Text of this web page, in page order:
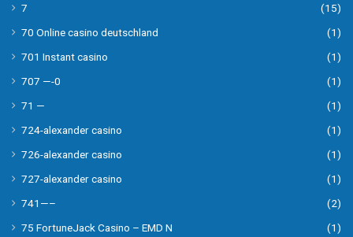
7
(15)
70 Online casino deutschland
(1)
701 Instant casino
(1)
707 —-0
(1)
71 —
(1)
724-alexander casino
(1)
726-alexander casino
(1)
727-alexander casino
(1)
741—–
(2)
75 FortuneJack Casino – EMD N
(1)